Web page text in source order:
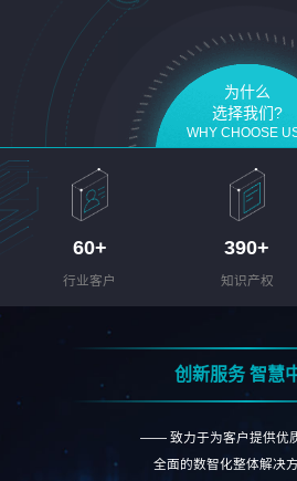
为什么
选择我们?
WHY CHOOSE
60+
行业客户
390+
知识产权
创新服务 智慧
—— 致力于为客户提供优
全面的数智化整体解